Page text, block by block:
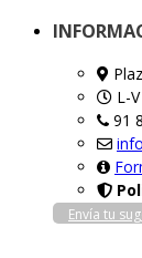
L-
91
Envía tu